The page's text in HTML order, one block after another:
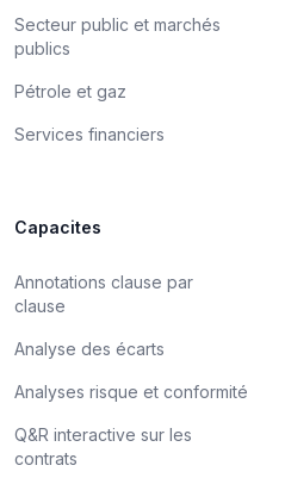
Secteur public et marchés
publics
Pétrole et gaz
Services financiers
Capacites
Annotations clause par
clause
Analyse des écarts
Analyses risque et conformité
Q&R interactive sur les
contrats